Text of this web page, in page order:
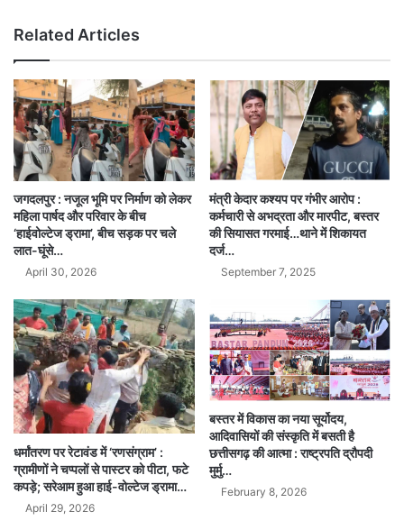
Related Articles
जगदलपुर : नजूल भूमि पर निर्माण को लेकर
महिला पार्षद और परिवार के बीच
‘हाईवोल्टेज ड्रामा’, बीच सड़क पर चले
लात-घूंसे…
April 30, 2026
मंत्री केदार कश्यप पर गंभीर आरोप :
कर्मचारी से अभद्रता और मारपीट, बस्तर
की सियासत गरमाई…थाने में शिकायत
दर्ज…
September 7, 2025
धर्मांतरण पर रेटावंड में ‘रणसंग्राम’ :
ग्रामीणों ने चप्पलों से पास्टर को पीटा, फटे
कपड़े; सरेआम हुआ हाई-वोल्टेज ड्रामा…
April 29, 2026
बस्तर में विकास का नया सूर्योदय,
आदिवासियों की संस्कृति में बसती है
छत्तीसगढ़ की आत्मा : राष्ट्रपति द्रौपदी
मुर्मु…
February 8, 2026